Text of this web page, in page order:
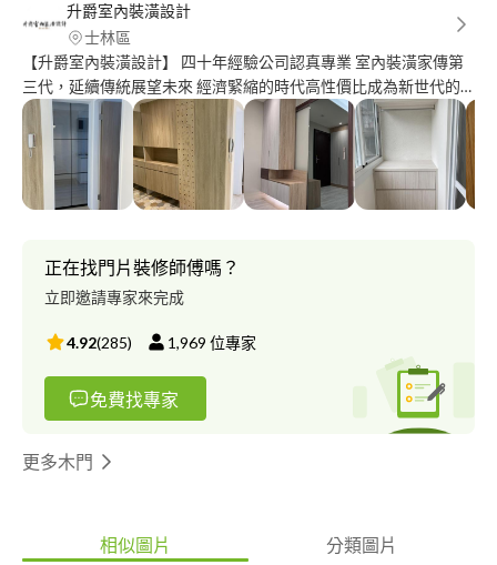
升爵室內裝潢設計
士林區
【升爵室內裝潢設計】 四十年經驗公司認真專業 室內裝潢家傳第
三代，延續傳統展望未來 經濟緊縮的時代高性價比成為新世代的
趨勢 秉持施工設計一貫作業的理念不斷創新 打造【價格實在｜品
質保證｜服務優良】 為我們的客戶不斷提供更優質的服務與產
品。 位於台北市士林區工廠與店面，歡迎聯繫洽詢。 公司服務項
目： 室內裝潢設計、統包工程、專職木作( 含系統櫃體/地板 ) 誠信
/ 品質 / 實在 升爵室內裝潢設計 服務地區｜台北 / 桃園 / 基隆 姓名
正在找門片裝修師傅嗎？
立即邀請專家來完成
4.92(285) 1,969 位專家
免費找專家
更多木門
相似圖片 分類圖片